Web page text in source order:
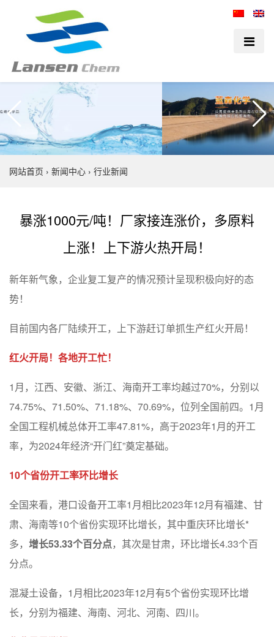
网站首页 › 新闻中心 › 行业新闻
暴涨1000元/吨！厂家接连涨价，多原料
上涨！上下游火热开局！
新年新气象，企业复工复产的情况预计呈现积极向好的态
势！
目前国内各厂陆续开工，上下游赶订单抓生产红火开局！
红火开局！各地开工忙！
1月，江西、安徽、浙江、海南开工率均越过70%，分别以
74.75%、71.50%、71.18%、70.69%，位列全国前四。1月
全国工程机械总体开工率47.81%，高于2023年1月的开工
率，为2024年经济“开门红”奠定基础。
10个省份开工率环比增长
全国来看，港口设备开工率1月相比2023年12月有福建、甘
肃、海南等10个省份实现环比增长，其中重庆环比增长*
多， 增长53.33个百分点，其次是甘肃，环比增长4.33个百
分点。
混凝土设备，1月相比2023年12月有5个省份实现环比增
长，分别为福建、海南、河北、河南、四川。